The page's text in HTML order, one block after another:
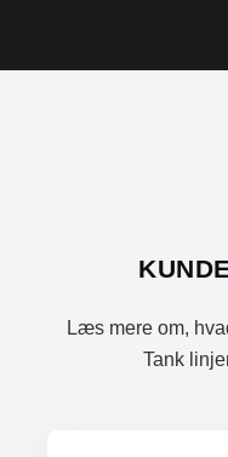
Læs mere om,
Tank